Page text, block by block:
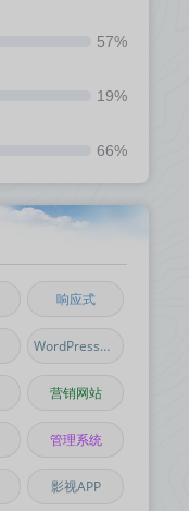
57%
19%
66%
响应式
WordPress主题
营销网站
管理系统
影视APP